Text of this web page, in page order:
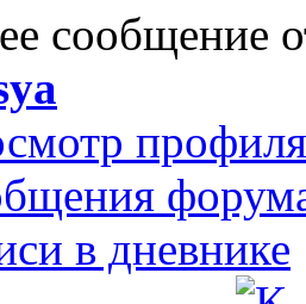
сообщение
профиля
в дневнике